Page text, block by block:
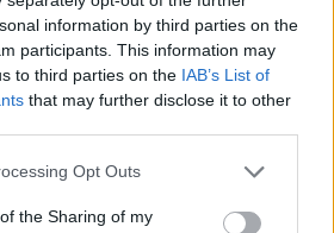
information by third parties on the
participants. This information may
to third parties on the IAB’s List of
that may further disclose it to other
Opt Outs
the Sharing of my